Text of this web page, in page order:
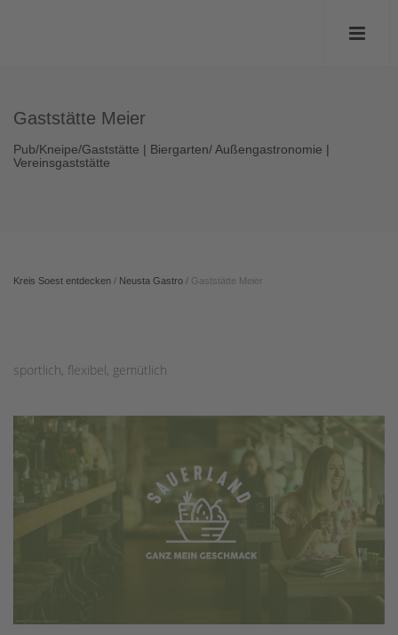
Gaststätte Meier
Pub/Kneipe/Gaststätte | Biergarten/ Außengastronomie |
Vereinsgaststätte
Kreis Soest entdecken / Neusta Gastro / Gaststätte Meier
sportlich, flexibel, gemütlich